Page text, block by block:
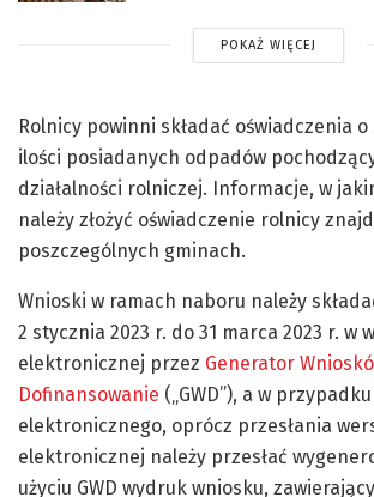
POKAŻ WIĘCEJ
Rolnicy powinni składać oświadczenia
ilości posiadanych odpadów
działalności rolniczej. Informacje, w
należy złożyć oświadczenie rolnicy
poszczególnych gminach.
Wnioski w ramach naboru należy
2 stycznia 2023 r. do 31 marca 2023 r. w
elektronicznej przez Generator
Dofinansowanie („GWD”), a w
elektronicznego, oprócz przesłania
elektronicznej należy przesłać
użyciu GWD wydruk wniosku,